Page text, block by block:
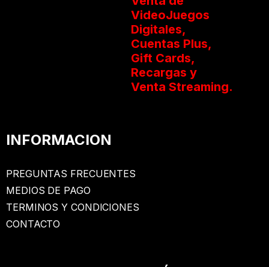
VideoJuegos
Digitales,
Cuentas Plus,
Gift Cards,
Recargas y
Venta Streaming.
INFORMACION
PREGUNTAS FRECUENTES
MEDIOS DE PAGO
TERMINOS Y CONDICIONES
CONTACTO